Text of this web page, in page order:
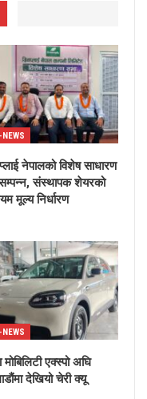
NEWS
नेपालको विशेष साधारण
संस्थापक शेयरको
मूल्य निर्धारण
NEWS
मोबिलिटी एक्स्पो अघि
देखियो चेरी क्यू